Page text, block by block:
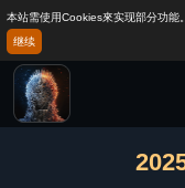
本站需使用Cookies來实现部分功能
继续